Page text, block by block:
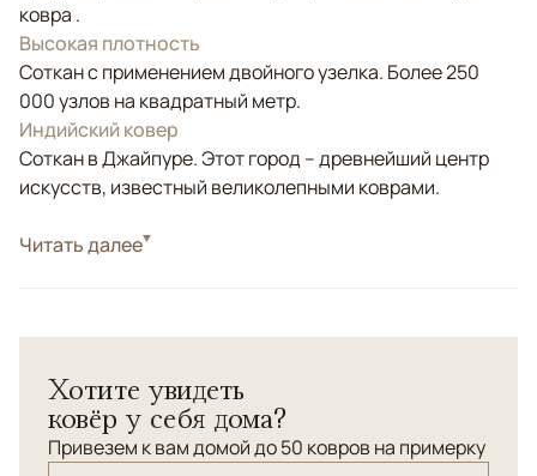
ковра .
Высокая плотность
Соткан с применением двойного узелка. Более 250
000 узлов на квадратный метр.
Индийский ковер
Соткан в Джайпуре. Этот город – древнейший центр
искусств, известный великолепными коврами.
СтильСовременные
Читать далее
Хотите увидеть
ковёр у себя дома?
Привезем к вам домой до 50 ковров на примерку